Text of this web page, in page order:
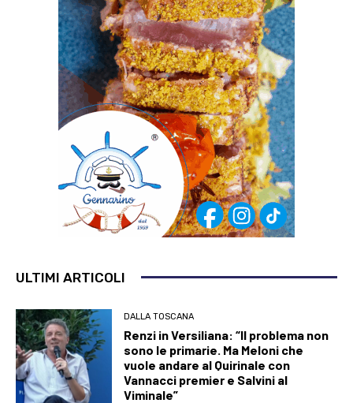
ULTIMI ARTICOLI
DALLA TOSCANA
Renzi in Versiliana: “Il problema non
sono le primarie. Ma Meloni che
vuole andare al Quirinale con
Vannacci premier e Salvini al
Viminale”